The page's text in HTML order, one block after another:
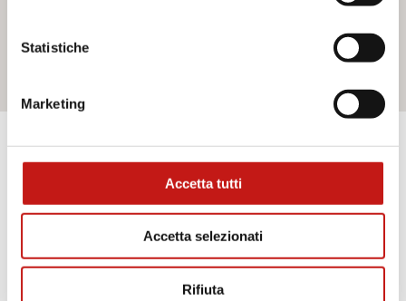
Statistiche
Marketing
Accetta tutti
Accetta selezionati
Rifiuta
Scopri gli altri prodotti